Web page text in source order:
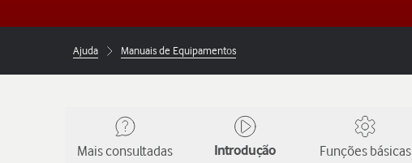
Ajuda Manuais de Equipamentos
Mais consultadas Introdução Funções básicas